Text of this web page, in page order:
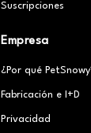
Suscripciones
Empresa
¿Por qué
Fabricación e I+D
Privacidad